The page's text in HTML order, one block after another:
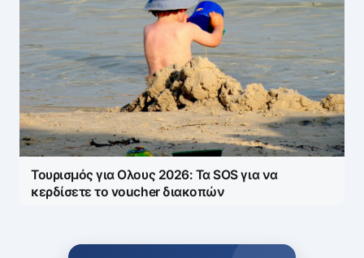
Τουρισμός για Ολους 2026: Τα SOS για να
κερδίσετε το voucher διακοπών